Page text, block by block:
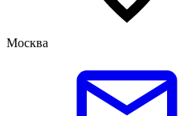
Москва